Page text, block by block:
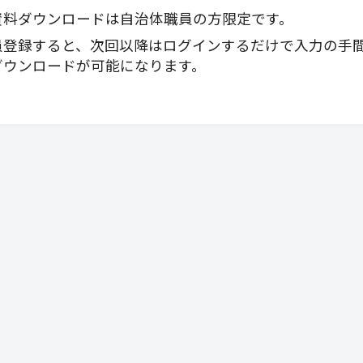
ダウンロードは自治体職員の方限定です。
録すると、次回以降はログインするだけで入力の手
ウンロードが可能になります。